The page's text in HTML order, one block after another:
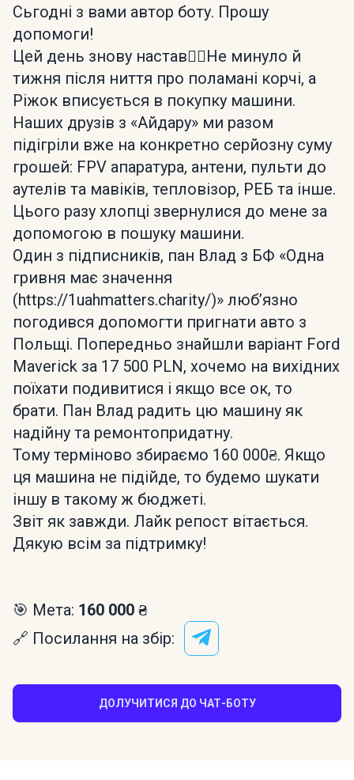
Сьгодні з вами автор боту. Прошу
допомоги!
Цей день знову настав🤦‍♂️Не минуло й
тижня після ниття про поламані корчі, а
Ріжок вписується в покупку машини.
Наших друзів з «Айдару» ми разом
підігріли вже на конкретно серйозну суму
грошей: FPV апаратура, антени, пульти до
аутелів та мавіків, тепловізор, РЕБ та інше.
Цього разу хлопці звернулися до мене за
допомогою в пошуку машини.
Один з підписників, пан Влад з БФ «Одна
гривня має значення
(https://1uahmatters.charity/)» люб’язно
погодився допомогти пригнати авто з
Польщі. Попередньо знайшли варіант Ford
Maverick за 17 500 PLN, хочемо на вихідних
поїхати подивитися і якщо все ок, то
брати. Пан Влад радить цю машину як
надійну та ремонтопридатну.
Тому терміново збираємо 160 000₴. Якщо
ця машина не підійде, то будемо шукати
іншу в такому ж бюджеті.
Звіт як завжди. Лайк репост вітається.
Дякую всім за підтримку!
🎯 Мета: 160 000 ₴
🔗 Посилання на збір:
ДОЛУЧИТИСЯ ДО ЧАТ-БОТУ